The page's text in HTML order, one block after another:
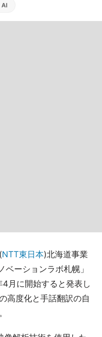
AI
NTT東日本)北海道事業
ーションラボ札幌」
月に開始すると発表し
高度化と手話翻訳の自